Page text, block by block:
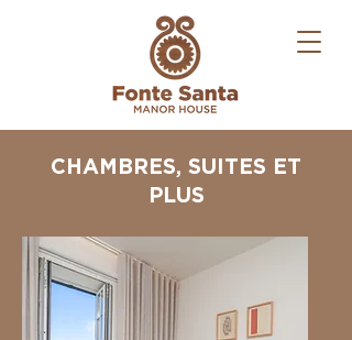
CHAMBRES, SUITES ET
PLUS